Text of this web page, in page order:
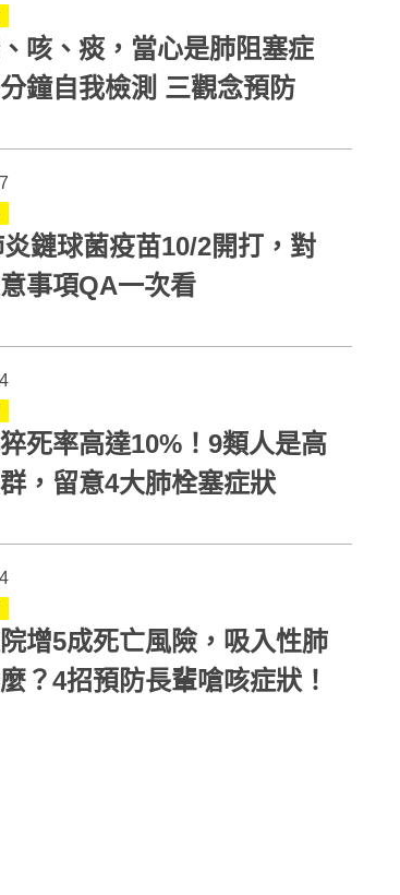
咳、痰，當心是肺阻塞症
狀！一分鐘自我檢測 三觀念預防
鏈球菌疫苗10/2開打，對
事項QA一次看
死率高達10%！9類人是高
，留意4大肺栓塞症狀
增5成死亡風險，吸入性肺
？4招預防長輩嗆咳症狀！